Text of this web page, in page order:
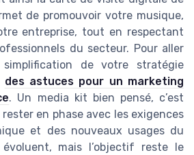
de promouvoir votre musique,
entreprise, tout en respectant
du secteur. Pour aller
de votre stratégie
des astuces pour un marketing
. Un media kit bien pensé, c’est
en phase avec les exigences
et des nouveaux usages du
mais l’objectif reste le